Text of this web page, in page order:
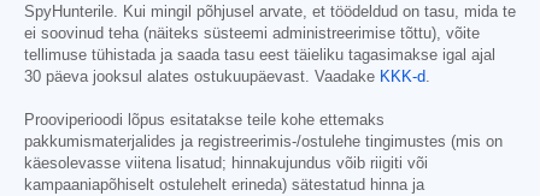
SpyHunterile. Kui mingil põhjusel arvate, et töödeldud on tasu, mida te
ei soovinud teha (näiteks süsteemi administreerimise tõttu), võite
tellimuse tühistada ja saada tasu eest täieliku tagasimakse igal ajal
30 päeva jooksul alates ostukuupäevast. Vaadake KKK-d
Prooviperioodi lõpus esitatakse teile kohe ettemaks
pakkumismaterjalides ja registreerimis-/ostulehe tingimustes (mis on
käesolevasse viitena lisatud; hinnakujundus võib riigiti või
kampaaniapõhiselt ostulehelt erineda) sätestatud hinna ja